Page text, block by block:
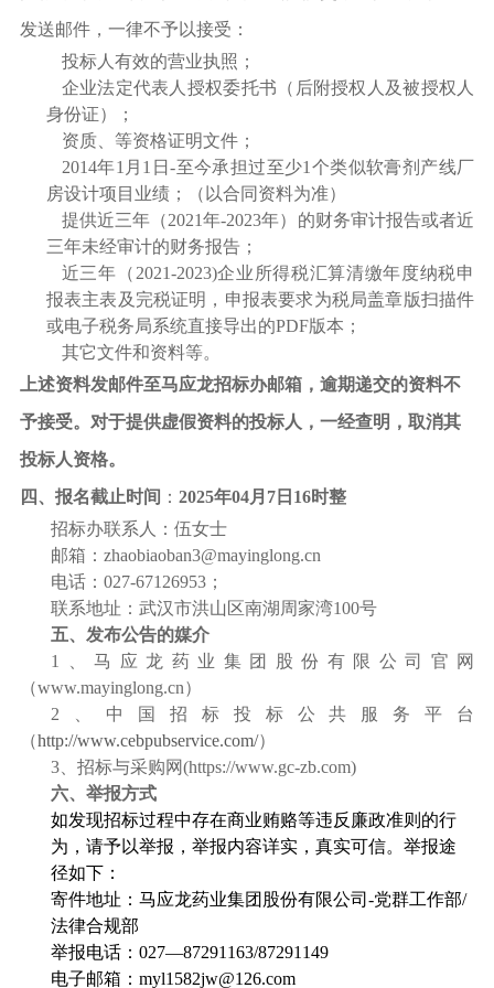
发送邮件，一律不予以接受：
投标人有效的营业执照；
企业法定代表人授权委托书（后附授权人及被授权人
身份证）；
资质、等资格证明文件；
2014年1月1日-至今承担过至少1个类似软膏剂产线厂
房设计项目业绩；
（以合同资料为准）
提供近三年（2021年-2023年）的财务审计报告或者近
三年未经审计的财务报告；
近三年（ 2021-2023)企业所得税汇算清缴年度纳税申
报表主表及完税证明，申报表要求为税局盖章版扫描件
或电子税务局系统直接导出的PDF版本；
其它文件和资料等。
上述资料发邮件至马应龙招标办邮箱，逾期递交的资料不
予接受。对于提供虚假资料的投标人，一经查明，取消其
投标人资格。
四、报名截止时间 ： 2025年04月7日16时整
招标办联系人：伍女士
邮箱：zhaobiaoban3@mayinglong.cn
电话：027-67126953 ；
联系地址：武汉市洪山区南湖周家湾100号
五、发布公告的媒介
1
、马应龙药业集团股份有限公司官网
（www.mayinglong.cn）
2 、中国招标投标公共服务平台
（http://www.cebpubservice.com/）
3 、招标与采购网(https://www.gc-zb.com)
六、举报方式
如发现招标过程中存在商业贿赂等违反廉政准则的行
为，请予以举报，举报内容详实，真实可信。举报途
径如下：
寄件地址：马应龙药业集团股份有限公司-党群工作部/
法律合规部
举报电话：027—87291163/87291149
电子邮箱：myl1582jw@126.com